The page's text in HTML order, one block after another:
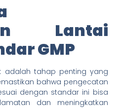
Lantai
GMP
adalah tahap penting yang
bahwa pengecatan
dengan standar ini bisa
dan meningkatkan